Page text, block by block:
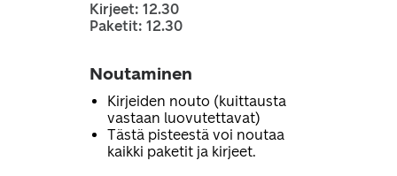
Kirjeet: 12.30
Paketit: 12.30
Noutaminen
Kirjeiden nouto (kuittausta
vastaan luovutettavat)
Tästä pisteestä voi noutaa
kaikki paketit ja kirjeet.